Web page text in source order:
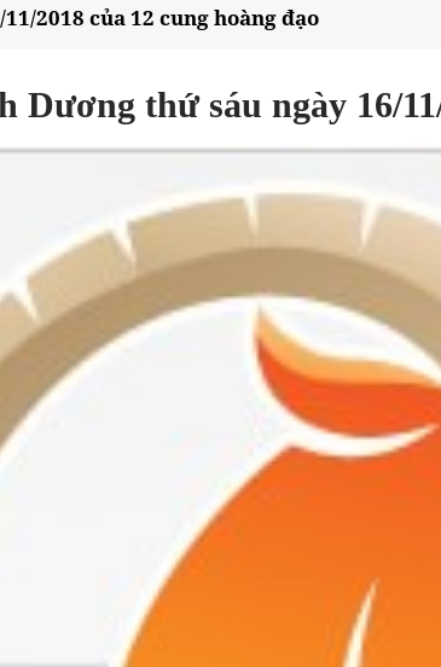
2018 của 12 cung hoàng đạo
Dương thứ sáu ngày 16/